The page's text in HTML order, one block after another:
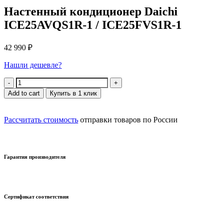
Настенный кондиционер Daichi
ICE25AVQS1R-1 / ICE25FVS1R-1
42 990 ₽
Нашли дешевле?
Quantity
Add to cart Купить в 1 клик
Рассчитать стоимость отправки товаров по России
Гарантия производителя
Сертификат соответствия